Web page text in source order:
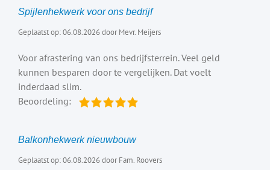
Spijlenhekwerk voor ons bedrijf
Geplaatst op: 06.08.2026 door Mevr. Meijers
Voor afrastering van ons bedrijfsterrein. Veel geld
kunnen besparen door te vergelijken. Dat voelt
inderdaad slim.
Beoordeling:
Balkonhekwerk nieuwbouw
Geplaatst op: 06.08.2026 door Fam. Roovers